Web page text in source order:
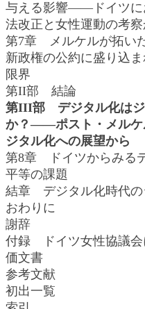
与える影響――ドイツに
法改正と女性運動の考察
第7章 メルケルが拓い
新政権の公約に盛り込
限界
第II部 結論
第III部 デジタル化はジ
か？――ポスト・メルケ
ジタル化への展望から
第8章 ドイツからみる
平等の課題
結章 デジタル化時代の
おわりに
謝辞
付録 ドイツ女性協議会
価文書
参考文献
初出一覧